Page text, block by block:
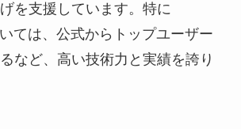
を支援しています。特に
ては、公式からトップユーザー
など、高い技術力と実績を誇り